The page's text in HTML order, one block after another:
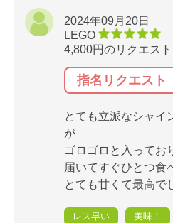
2024年09月20日
LEGO
4,800円のリクエス
指名リクエスト
とても立派なシャイ
が
ゴロゴロと入ってお
届いてすぐひとつ食
とても甘くて最高で
レス早い 美味！